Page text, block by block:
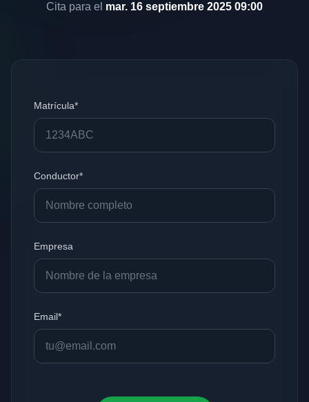
Cita para el mar. 16 septiembre 2025 09:00
Matrícula*
Conductor*
Empresa
Email*